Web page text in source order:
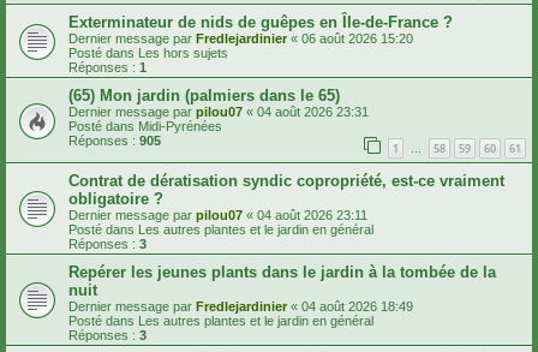
Exterminateur de nids de guêpes en Île-de-France ?
Dernier message par Fredlejardinier« 06 août 2026 15:20
Posté dans
Les hors sujets
Réponses : 1
(65) Mon jardin (palmiers dans le 65)
Dernier message par pilou07 « 04 août 2026 23:31
Posté dans Midi-Pyrénées
Réponses : 905 1 … 58 59 60 61
Contrat de dératisation syndic copropriété, est-ce vraiment
obligatoire ?
Dernier message par pilou07 « 04 août 2026 23:11
Posté dans Les autres plantes et le jardin en général
Réponses : 3
Repérer les jeunes plants dans le jardin à la tombée de la
nuit
Dernier message par Fredlejardinier « 04 août 2026 18:49
Posté dans Les autres plantes et le jardin en général
Réponses : 3